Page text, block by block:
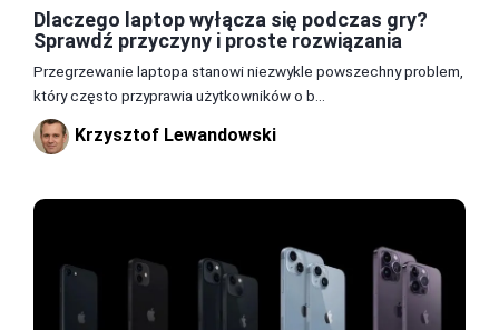
Dlaczego laptop wyłącza się podczas gry?
Sprawdź przyczyny i proste rozwiązania
Przegrzewanie laptopa stanowi niezwykle powszechny problem,
który często przyprawia użytkowników o b...
Krzysztof Lewandowski